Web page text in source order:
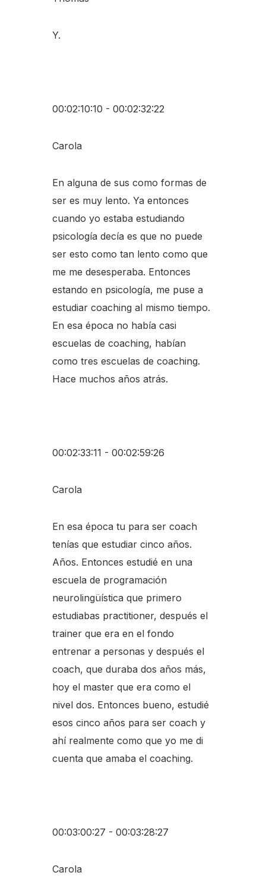
Y.
00:02:10:10 - 00:02:32:22
Carola
En alguna de sus como formas de
ser es muy lento. Ya entonces
cuando yo estaba estudiando
psicología decía es que no puede
ser esto como tan lento como que
me me desesperaba. Entonces
estando en psicología, me puse a
estudiar coaching al mismo tiempo.
En esa época no había casi
escuelas de coaching, habían
como tres escuelas de coaching.
Hace muchos años atrás.
00:02:33:11 - 00:02:59:26
Carola
En esa época tu para ser coach
tenías que estudiar cinco años.
Años. Entonces estudié en una
escuela de programación
neurolingüística que primero
estudiabas practitioner, después el
trainer que era en el fondo
entrenar a personas y después el
coach, que duraba dos años más,
hoy el master que era como el
nivel dos. Entonces bueno, estudié
esos cinco años para ser coach y
ahí realmente como que yo me di
cuenta que amaba el coaching.
00:03:00:27 - 00:03:28:27
Carola